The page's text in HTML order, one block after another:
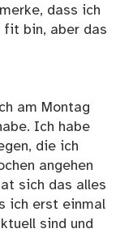
dass ich
fit bin, aber das
am Montag
Ich habe
die ich
angehen
sich das alles
ich erst einmal
sind und